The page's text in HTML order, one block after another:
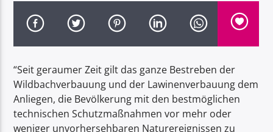
Radio Dolomiti
“Seit geraumer Zeit gilt das ganze Bestreben der
Wildbachverbauung und der Lawinenverbauung dem
Anliegen, die Bevölkerung mit den bestmöglichen
technischen Schutzmaßnahmen vor mehr oder
weniger unvorhersehbaren Naturereignissen zu